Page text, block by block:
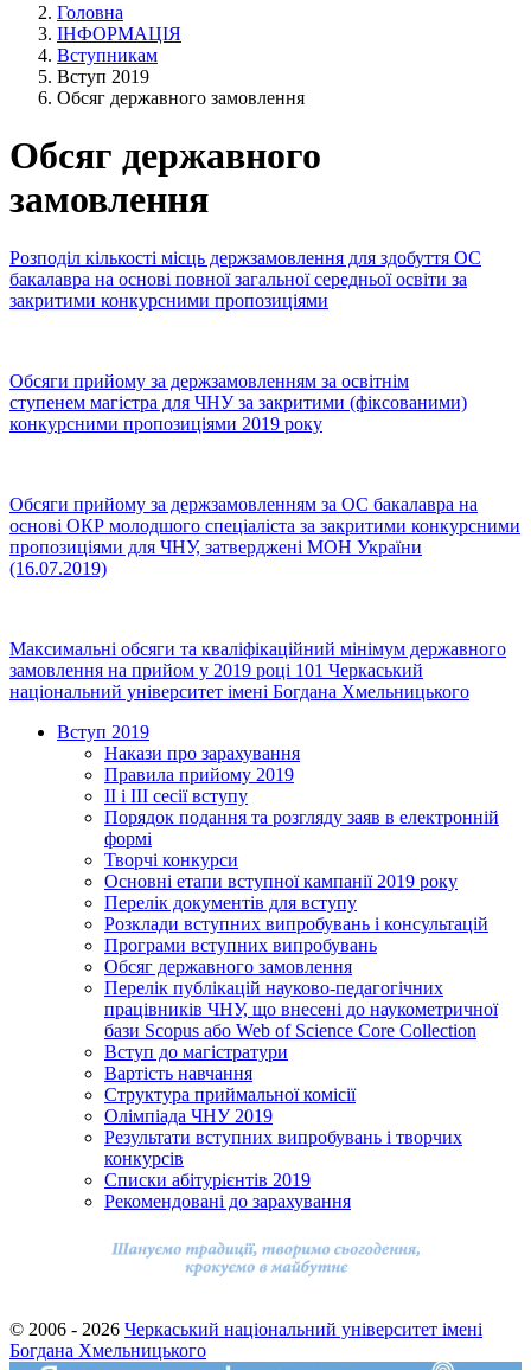
Головна
ІНФОРМАЦІЯ
Вступникам
Вступ 2019
Обсяг державного замовлення
Обсяг державного
замовлення
Розподіл кількості місць держзамовлення для здобуття ОС
бакалавра на основі повної загальної середньої освіти за
закритими конкурсними пропозиціями
Обсяги прийому за держзамовленням за освітнім
ступенем магістра для ЧНУ за закритими (фіксованими)
конкурсними пропозиціями 2019 року
Обсяги прийому за держзамовленням за ОС бакалавра на
основі ОКР молодшого спеціаліста за закритими конкурсними
пропозиціями для ЧНУ, затверджені МОН України
(16.07.2019)
Максимальні обсяги та кваліфікаційний мінімум державного
замовлення на прийом у 2019 році 101 Черкаський
національний університет імені Богдана Хмельницького
Вступ 2019
Накази про зарахування
Правила прийому 2019
ІІ і ІІІ сесії вступу
Порядок подання та розгляду заяв в електронній
формі
Творчі конкурси
Основні етапи вступної кампанії 2019 року
Перелік документів для вступу
Розклади вступних випробувань і консультацій
Програми вступних випробувань
Обсяг державного замовлення
Перелік публікацій науково-педагогічних
працівників ЧНУ, що внесені до наукометричної
бази Scopus або Web of Science Core Collection
Вступ до магістратури
Вартість навчання
Структура приймальної комісії
Олімпіада ЧНУ 2019
Результати вступних випробувань і творчих
конкурсів
Cписки абітурієнтів 2019
Рекомендовані до зарахування
© 2006 - 2026 Черкаський національний університет імені
Богдана Хмельницького